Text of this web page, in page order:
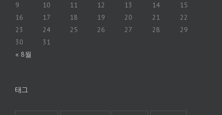
« 8월
9
10 11 12 13 14
15
16
17 18 19 20 21
22
23
24 25 26 27 28
29
30
31
태그